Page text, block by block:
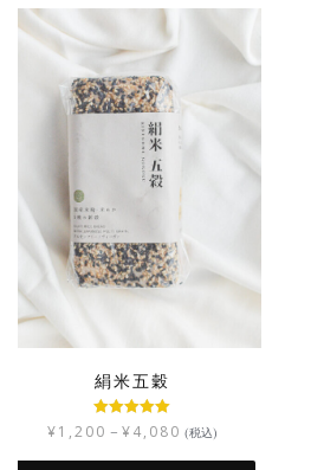
絹米五穀
5段階中
4.92
の評価
¥1,200 – ¥4,080 (税込)